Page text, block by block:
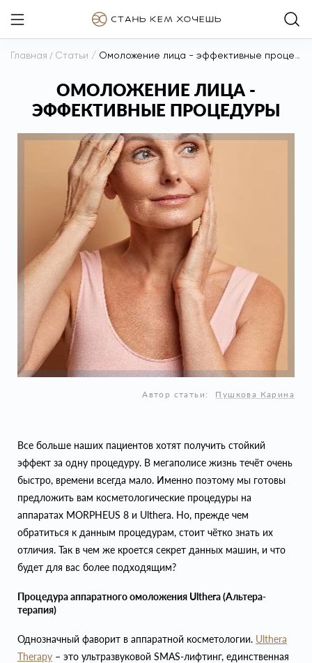
Главная / Статьи / Омоложение лица - эффективные процедуры
ОМОЛОЖЕНИЕ ЛИЦА -
ЭФФЕКТИВНЫЕ ПРОЦЕДУРЫ
Автор статьи: Пушкова Карина
Все больше наших пациентов хотят получить стойкий
эффект за одну процедуру. В мегаполисе жизнь течёт очень
быстро, времени всегда мало. Именно поэтому мы готовы
предложить вам косметологические процедуры на
аппаратах MORPHEUS 8 и Ulthera. Но, прежде чем
обратиться к данным процедурам, стоит чётко знать их
отличия. Так в чем же кроется секрет данных машин, и что
будет для вас более подходящим?
Процедура аппаратного омоложения Ulthera (Альтера-
терапия)
Однозначный фаворит в аппаратной косметологии. Ulthera
Therapy – это ультразвуковой SMAS-лифтинг, единственная